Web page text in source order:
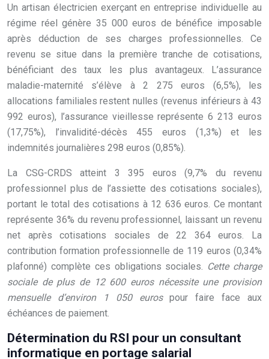
Un artisan électricien exerçant en entreprise individuelle au
régime réel génère 35 000 euros de bénéfice imposable
après déduction de ses charges professionnelles. Ce
revenu se situe dans la première tranche de cotisations,
bénéficiant des taux les plus avantageux. L’assurance
maladie-maternité s’élève à 2 275 euros (6,5%), les
allocations familiales restent nulles (revenus inférieurs à 43
992 euros), l’assurance vieillesse représente 6 213 euros
(17,75%), l’invalidité-décès 455 euros (1,3%) et les
indemnités journalières 298 euros (0,85%).
La CSG-CRDS atteint 3 395 euros (9,7% du revenu
professionnel plus de l’assiette des cotisations sociales),
portant le total des cotisations à 12 636 euros. Ce montant
représente 36% du revenu professionnel, laissant un revenu
net après cotisations sociales de 22 364 euros. La
contribution formation professionnelle de 119 euros (0,34%
plafonné) complète ces obligations sociales. Cette charge
sociale de plus de 12 600 euros nécessite une provision
mensuelle d’environ 1 050 eurospour faire face aux
échéances de paiement.
Détermination du RSI pour un consultant
informatique en portage salarial